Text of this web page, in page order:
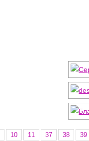
10 11 37 38 39